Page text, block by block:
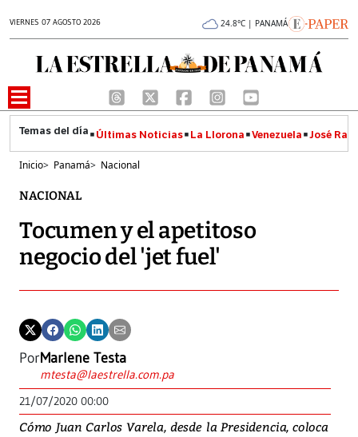
VIERNES 07 AGOSTO 2026 24.8°C | PANAMÁ
Últimas Noticias La Llorona Venezuela José
Inicio> Panamá> Nacional
NACIONAL
Tocumen y el apetitoso
negocio del 'jet fuel'
PorMarlene Testa
mtesta@laestrella.com.pa
21/07/2020 00:00
Cómo Juan Carlos Varela, desde la Presidencia, coloca